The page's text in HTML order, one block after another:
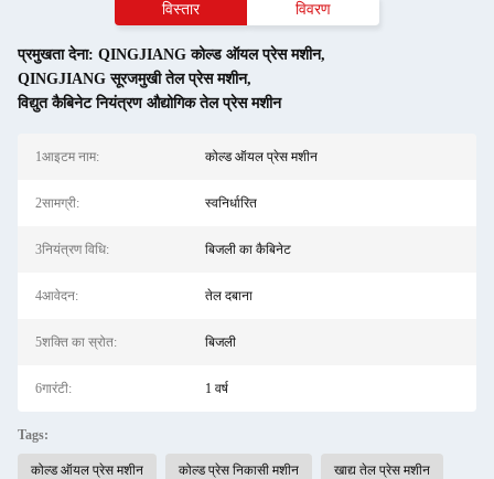
विस्तार विवरण
प्रमुखता देना: QINGJIANG कोल्ड ऑयल प्रेस मशीन,
QINGJIANG सूरजमुखी तेल प्रेस मशीन,
विद्युत कैबिनेट नियंत्रण औद्योगिक तेल प्रेस मशीन
1आइटम नाम: कोल्ड ऑयल प्रेस मशीन
2सामग्री: स्वनिर्धारित
3नियंत्रण विधि: बिजली का कैबिनेट
4आवेदन: तेल दबाना
5शक्ति का स्रोत: बिजली
6गारंटी: 1 वर्ष
Tags:
कोल्ड ऑयल प्रेस मशीन कोल्ड प्रेस निकासी मशीन खाद्य तेल प्रेस मशीन